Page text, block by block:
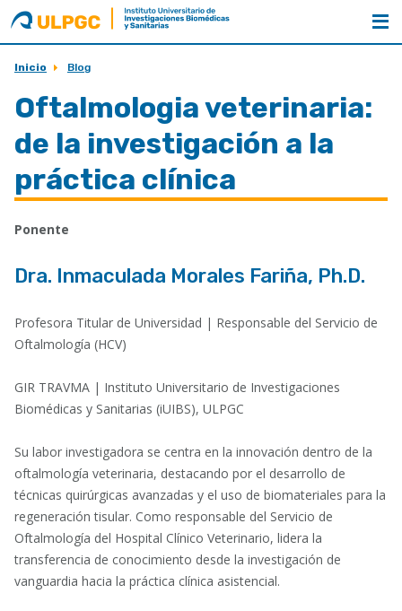
ULPGC
Nombre
unidad
Inicio Blog
Oftalmologia veterinaria:
de la investigación a la
práctica clínica
Ponente
Dra. Inmaculada Morales Fariña, Ph.D.
Profesora Titular de Universidad | Responsable del Servicio de
Oftalmología (HCV)
GIR TRAVMA | Instituto Universitario de Investigaciones
Biomédicas y Sanitarias (iUIBS), ULPGC
Su labor investigadora se centra en la innovación dentro de la
oftalmología veterinaria, destacando por el desarrollo de
técnicas quirúrgicas avanzadas y el uso de biomateriales para la
regeneración tisular. Como responsable del Servicio de
Oftalmología del Hospital Clínico Veterinario, lidera la
transferencia de conocimiento desde la investigación de
vanguardia hacia la práctica clínica asistencial.